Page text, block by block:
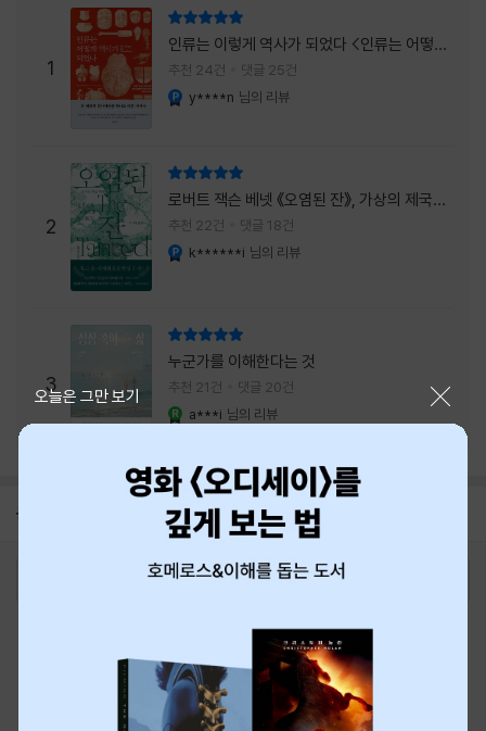
내가 진짜 원하는 삶으로 향하는 문 앞에 늘 함
께 서 있기 때문이다. 이 책은 프랑스의 철학
자이자 정신분석가인 안 뒤푸르망
1
인류는 이렇게 역사가 되었다 <인류는 어떻게
역사가 되었나>
추천 24건 댓글 25건
y****n 님의 리뷰
2
로버트 잭슨 베넷 《오염된 잔》, 가상의 제국이
주는 실감과 미스터리 사건의 치밀함이 이루어
내는 최상의 시너지...
추천 22건 댓글 18건
k******i 님의 리뷰
3
누군가를 이해한다는 것
추천 21건 댓글 20건
a***i 님의 리뷰
공지 8월 신용카드 무이자할부 안내
오늘은 그만 보기
최근 본 상품
티켓 1544-6399
중고샵 1566-4295
eBook 1:1문의/채팅상담
예스이십사(주) 사업자 정보
이용약관
개인정보처리방침
청소년보호정책